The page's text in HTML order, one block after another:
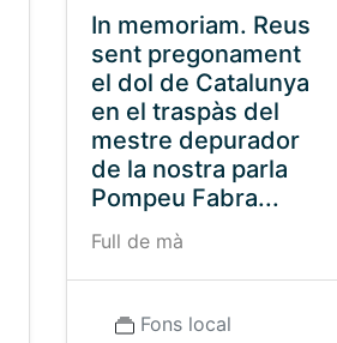
In memoriam. Reus
sent pregonament
el dol de Catalunya
en el traspàs del
mestre depurador
de la nostra parla
Pompeu Fabra...
Full de mà
Fons local